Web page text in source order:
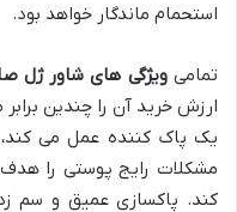
استحمام ماندگار خواهد بود.
تمامیویژگی های شاور ژل
ارزش خرید آن را چندین
یک پاک کننده عمل می کند،
مشکلات رایج پوستی را
کند. پاکسازی عمیق و سم